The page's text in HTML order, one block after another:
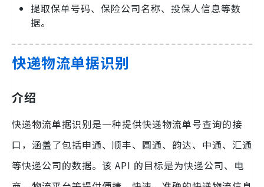
提取保单号码、保险公司名称、投保人信息等数
据。
快递物流单据识别
介绍
快递物流单据识别是一种提供快递物流单号查询的接
口，涵盖了包括申通、顺丰、圆通、韵达、中通、汇通
等快递公司的数据。该 API 的目标是为快递公司、电